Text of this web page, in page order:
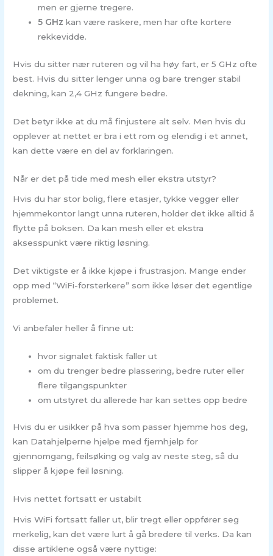
men er gjerne tregere.
5 GHz kan være raskere, men har ofte kortere
rekkevidde.
Hvis du sitter nær ruteren og vil ha høy fart, er 5 GHz ofte
best. Hvis du sitter lenger unna og bare trenger stabil
dekning, kan 2,4 GHz fungere bedre.
Det betyr ikke at du må finjustere alt selv. Men hvis du
opplever at nettet er bra i ett rom og elendig i et annet,
kan dette være en del av forklaringen.
Når er det på tide med mesh eller ekstra utstyr?
Hvis du har stor bolig, flere etasjer, tykke vegger eller
hjemmekontor langt unna ruteren, holder det ikke alltid å
flytte på boksen. Da kan mesh eller et ekstra
aksesspunkt være riktig løsning.
Det viktigste er å ikke kjøpe i frustrasjon. Mange ender
opp med “WiFi-forsterkere” som ikke løser det egentlige
problemet.
Vi anbefaler heller å finne ut:
hvor signalet faktisk faller ut
om du trenger bedre plassering, bedre ruter eller
flere tilgangspunkter
om utstyret du allerede har kan settes opp bedre
Hvis du er usikker på hva som passer hjemme hos deg,
kan Datahjelperne hjelpe med fjernhjelp for
gjennomgang, feilsøking og valg av neste steg, så du
slipper å kjøpe feil løsning.
Hvis nettet fortsatt er ustabilt
Hvis WiFi fortsatt faller ut, blir tregt eller oppfører seg
merkelig, kan det være lurt å gå bredere til verks. Da kan
disse artiklene også være nyttige: